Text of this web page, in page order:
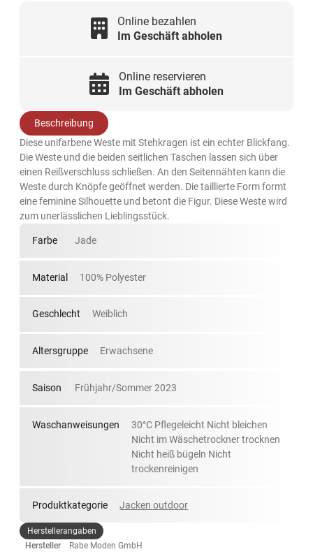
Online bezahlen
Im Geschäft abholen
Online reservieren
Im Geschäft abholen
Beschreibung
Diese unifarbene Weste mit Stehkragen ist ein echter Blickfang.
Die Weste und die beiden seitlichen Taschen lassen sich über
einen Reißverschluss schließen. An den Seitennähten kann die
Weste durch Knöpfe geöffnet werden. Die taillierte Form formt
eine feminine Silhouette und betont die Figur. Diese Weste wird
zum unerlässlichen Lieblingsstück.
Farbe Jade
Material 100% Polyester
Geschlecht Weiblich
Altersgruppe Erwachsene
Saison Frühjahr/Sommer 2023
Waschanweisungen
30°C Pflegeleicht Nicht bleichen
Nicht im Wäschetrockner trocknen
Nicht heiß bügeln Nicht
trockenreinigen
Produktkategorie Jacken outdoor
Herstellerangaben
Hersteller
Rabe Moden GmbH